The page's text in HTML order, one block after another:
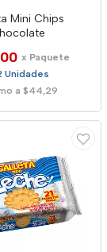
Mini Chips
x Paquete
Unidades
a $44,29